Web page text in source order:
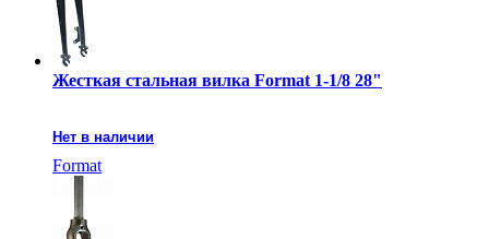
Жесткая стальная вилка Format 1-1/8 28"
Нет в наличии
Format